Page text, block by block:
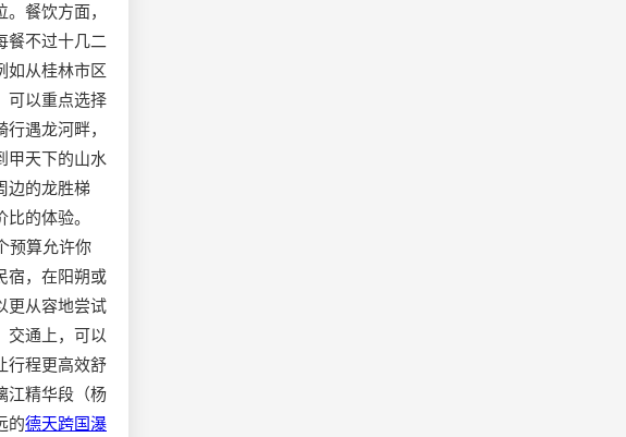
餐饮方面，
餐不过十几二
如从桂林市区
可以重点选择
遇龙河畔，
甲天下的山水
边的龙胜梯
的体验。
预算允许你
宿，在阳朔或
更从容地尝试
交通上，可以
行程更高效舒
江精华段（杨
的德天跨国瀑